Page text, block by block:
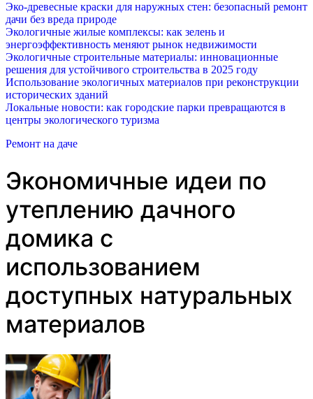
Эко-древесные краски для наружных стен: безопасный ремонт
дачи без вреда природе
Экологичные жилые комплексы: как зелень и
энергоэффективность меняют рынок недвижимости
Экологичные строительные материалы: инновационные
решения для устойчивого строительства в 2025 году
Использование экологичных материалов при реконструкции
исторических зданий
Локальные новости: как городские парки превращаются в
центры экологического туризма
Ремонт на даче
Экономичные идеи по
утеплению дачного
домика с
использованием
доступных натуральных
материалов